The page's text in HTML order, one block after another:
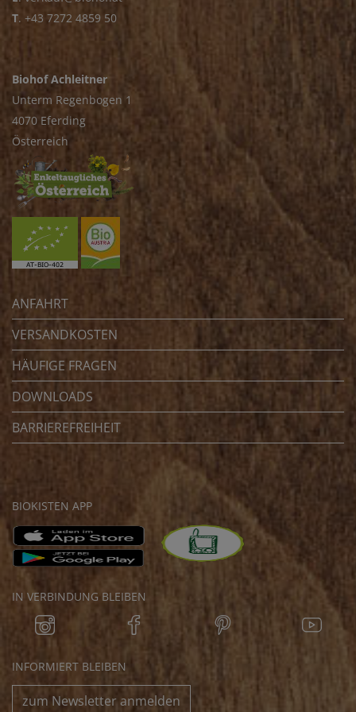
T. +43 7272 4859 50
Biohof Achleitner
Unterm Regenbogen 1
4070 Eferding
Österreich
ANFAHRT
VERSANDKOSTEN
HÄUFIGE FRAGEN
DOWNLOADS
BARRIEREFREIHEIT
BIOKISTEN APP
IN VERBINDUNG BLEIBEN
INFORMIERT BLEIBEN
zum Newsletter anmelden